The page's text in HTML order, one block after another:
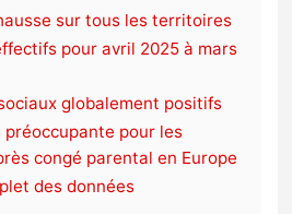
sur tous les territoires
pour avril 2025 à mars
globalement positifs
pour les
congé parental en Europe
des données